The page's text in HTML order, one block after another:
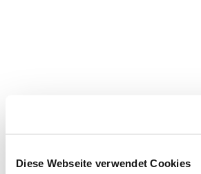
Diese Webseite verwendet Cookies